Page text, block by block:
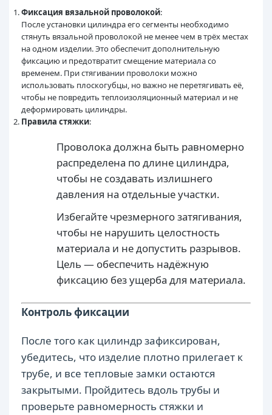
Фиксация вязальной проволокой:
После установки цилиндра его сегменты необходимо
стянуть вязальной проволокой не менее чем в трёх местах
на одном изделии. Это обеспечит дополнительную
фиксацию и предотвратит смещение материала со
временем. При стягивании проволоки можно
использовать плоскогубцы, но важно не перетягивать её,
чтобы не повредить теплоизоляционный материал и не
деформировать цилиндры.
Правила стяжки:
Проволока должна быть равномерно
распределена по длине цилиндра,
чтобы не создавать излишнего
давления на отдельные участки.
Избегайте чрезмерного затягивания,
чтобы не нарушить целостность
материала и не допустить разрывов.
Цель — обеспечить надёжную
фиксацию без ущерба для материала.
Контроль фиксации
После того как цилиндр зафиксирован,
убедитесь, что изделие плотно прилегает к
трубе, и все тепловые замки остаются
закрытыми. Пройдитесь вдоль трубы и
проверьте равномерность стяжки и